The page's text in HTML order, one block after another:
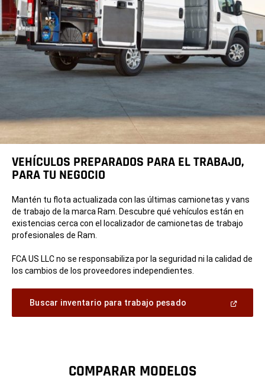
VEHÍCULOS PREPARADOS PARA EL TRABAJO,
PARA TU NEGOCIO
Mantén tu flota actualizada con las últimas camionetas y vans
de trabajo de la marca Ram. Descubre qué vehículos están en
existencias cerca con el localizador de camionetas de trabajo
profesionales de Ram.
FCA US LLC no se responsabiliza por la seguridad ni la calidad de
los cambios de los proveedores independientes.
Buscar inventario para trabajo pesado
COMPARAR MODELOS